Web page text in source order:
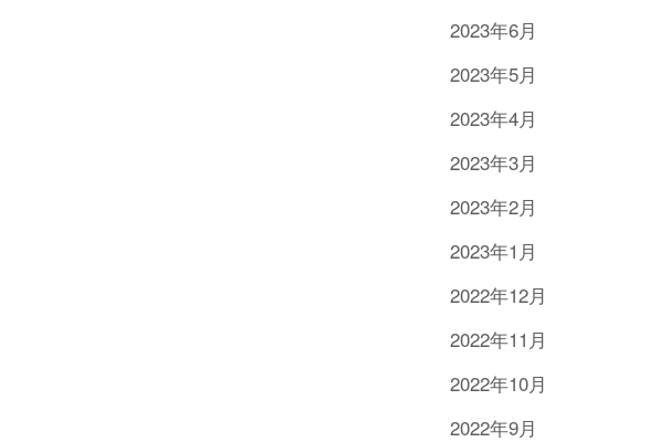
2023年6月
2023年5月
2023年4月
2023年3月
2023年2月
2023年1月
2022年12月
2022年11月
2022年10月
2022年9月